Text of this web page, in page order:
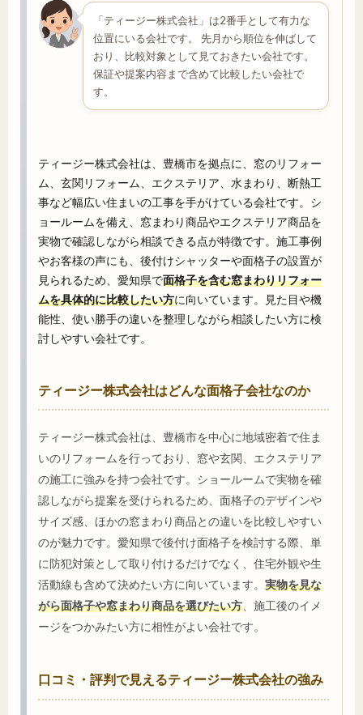
「ティージー株式会社」は2番手として有力な
位置にいる会社です。 先月から順位を伸ばして
おり、比較対象として見ておきたい会社です。
保証や提案内容まで含めて比較したい会社で
す。
ティージー株式会社は、豊橋市を拠点に、窓のリフォー
ム、玄関リフォーム、エクステリア、水まわり、断熱工
事など幅広い住まいの工事を手がけている会社です。シ
ョールームを備え、窓まわり商品やエクステリア商品を
実物で確認しながら相談できる点が特徴です。施工事例
やお客様の声にも、後付けシャッターや面格子の設置が
見られるため、愛知県で面格子を含む窓まわりリフォー
ムを具体的に比較したい方に向いています。見た目や機
能性、使い勝手の違いを整理しながら相談したい方に検
討しやすい会社です。
ティージー株式会社はどんな面格子会社なのか
ティージー株式会社は、豊橋市を中心に地域密着で住ま
いのリフォームを行っており、窓や玄関、エクステリア
の施工に強みを持つ会社です。ショールームで実物を確
認しながら提案を受けられるため、面格子のデザインや
サイズ感、ほかの窓まわり商品との違いを比較しやすい
のが魅力です。愛知県で後付け面格子を検討する際、単
に防犯対策として取り付けるだけでなく、住宅外観や生
活動線も含めて決めたい方に向いています。 実物を見な
がら面格子や窓まわり商品を選びたい方 、施工後のイメ
ージをつかみたい方に相性がよい会社です。
口コミ・評判で見えるティージー株式会社の強み